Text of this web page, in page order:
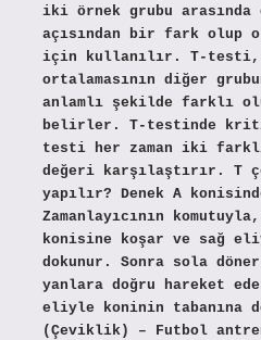
iki örnek grubu arasında
açısından bir fark olup
için kullanılır. T-testi,
ortalamasının diğer
anlamlı şekilde farklı
belirler. T-testinde
testi her zaman iki
değeri karşılaştırır. T
yapılır? Denek A
Zamanlayıcının
konisine koşar ve sağ
dokunur. Sonra sola
yanlara doğru hareket
eliyle koninin tabanına
(Çeviklik) – Futbol